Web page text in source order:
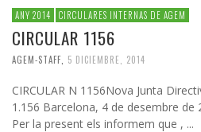
ANY 2014 CIRCULARES INTERNAS DE AGEM
CIRCULAR 1156
AGEM-STAFF 5 DICIEMBRE, 2014
CIRCULAR N 1156Nova Junta
1.156 Barcelona, 4 de desembre
Per la present els informem que , ...